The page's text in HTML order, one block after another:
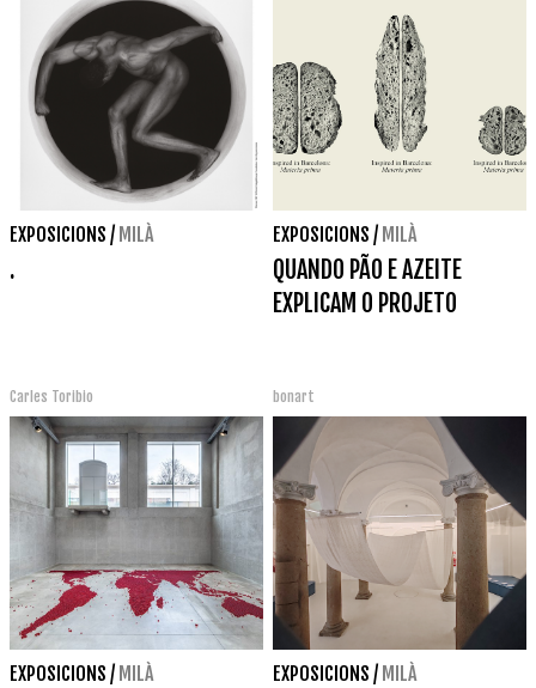
EXPOSICIONS / MILÀ
.
Carles Toribio
EXPOSICIONS / MILÀ
QUANDO PÃO E AZEITE
EXPLICAM O PROJETO
bonart
EXPOSICIONS / MILÀ EXPOSICIONS / MILÀ